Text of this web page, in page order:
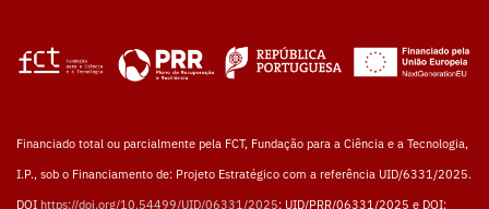
Financiado total ou parcialmente pela FCT, Fundação para a Ciência e a Tecnologia,
I.P., sob o Financiamento de: Projeto Estratégico com a referência UID/6331/2025.
DOI https://doi.org/10.54499/UID/06331/2025; UID/PRR/06331/2025 e DOI: